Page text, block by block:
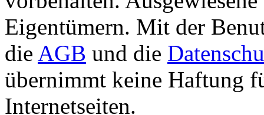
Eigentümern. Mit der
die AGB und die
übernimmt keine Haftung
Internetseiten.